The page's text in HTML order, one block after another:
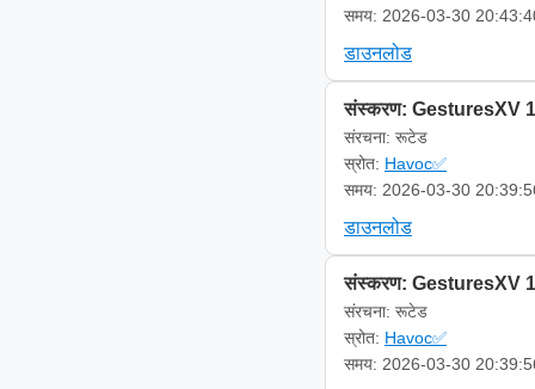
समय: 2026-03-30
डाउनलोड
संस्करण: GesturesXV
संरचना: रूटेड
स्रोत: Havoc✅
समय: 2026-03-30
डाउनलोड
संस्करण: GesturesXV
संरचना: रूटेड
स्रोत: Havoc✅
समय: 2026-03-30